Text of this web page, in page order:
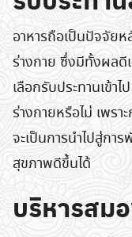
อาหารถือเป็นปัจจัย
ร่างกาย ซึ่งมีทั้งผลดี
เลือกรับประทานเข้า
ร่างกายหรือไม่ เพรา
จะเป็นการนำไปสู่กา
สุขภาพดีขึ้นได้
บริหารสม